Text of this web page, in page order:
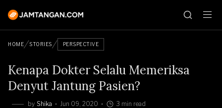
HOME STORIES PERSPECTIVE
Kenapa Dokter Selalu Memeriksa
Denyut Jantung Pasien?
by Shika Jun 09, 2020 3 min read